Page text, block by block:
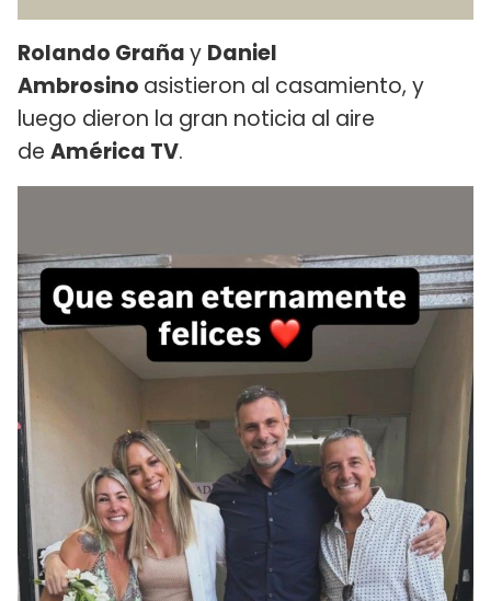
Rolando Grañay Daniel
Ambrosino asistieron al casamiento, y
luego dieron la gran noticia al aire
de América TV.